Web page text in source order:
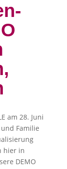
am 28. Juni
Familie
hier in
DEMO